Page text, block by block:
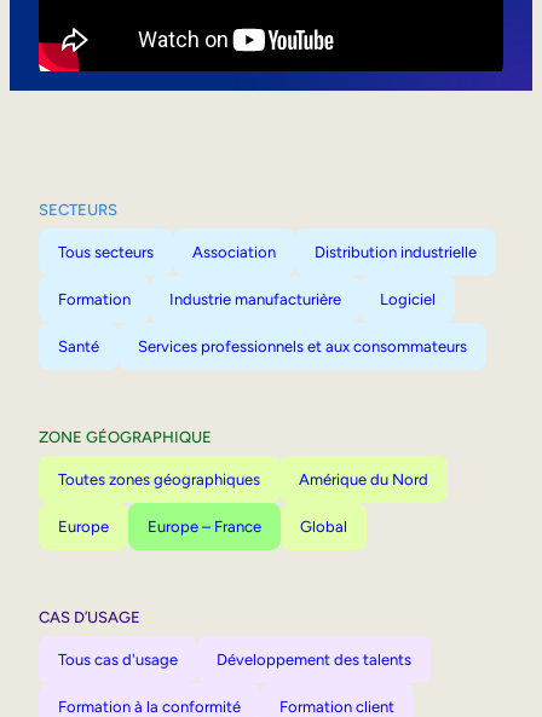
SECTEURS
Tous secteurs Association Distribution industrielle
Formation Industrie manufacturière Logiciel
Santé Services professionnels et aux consommateurs
ZONE GÉOGRAPHIQUE
Toutes zones géographiques Amérique du Nord
Europe Europe – France Global
CAS D’USAGE
Tous cas d'usage Développement des talents
Formation à la conformité Formation client